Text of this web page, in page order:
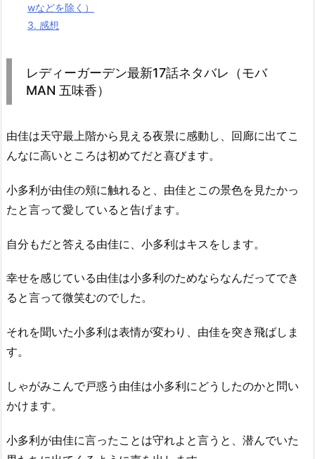
wなどを除く）
3. 感想
レディーガーデン最新17話ネタバレ（モバ
MAN 五味香）
由佳は天守最上階から見える夜景に感動し、回廊に出てこ
んなに高いところは初めてだと喜びます。
小多利が由佳の頬に触れると、由佳とこの景色を見たかっ
たと言って愛していると告げます。
自分もだと答える由佳に、小多利はキスをします。
幸せを感じている由佳は小多利のためならなんだってでき
ると言って微笑むのでした。
それを聞いた小多利は表情が変わり、由佳を突き飛ばしま
す。
しゃがみこんで戸惑う由佳は小多利にどうしたのかと問い
かけます。
小多利が由佳に言ったことは守れよと言うと、潜んでいた